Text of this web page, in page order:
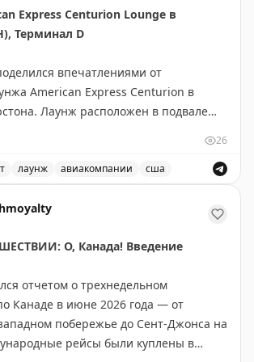
где стоимость за балл
На некоторых маршрутах баллы
цены на сайте Breeze.
Express Centurion Lounge в
Терминал D
впечатлениями от
American Express Centurion в
Лаунж расположен в подвале
на скрытое расположение, здесь была
дружелюбный персонал, быстрый
бар с обширным меню и
зелёная стена с живыми растениями.
пространство без вида на взлётно-
лаунжами Centurion, сложный
стоит посетить. Доступ: American
Card.
26
лаунж авиакомпании сша
О, Канада! Введение
отчетом о трехнедельном
Канаде в июне 2026 года — от
побережье до Сент-Джонса на
рейсы были куплены в